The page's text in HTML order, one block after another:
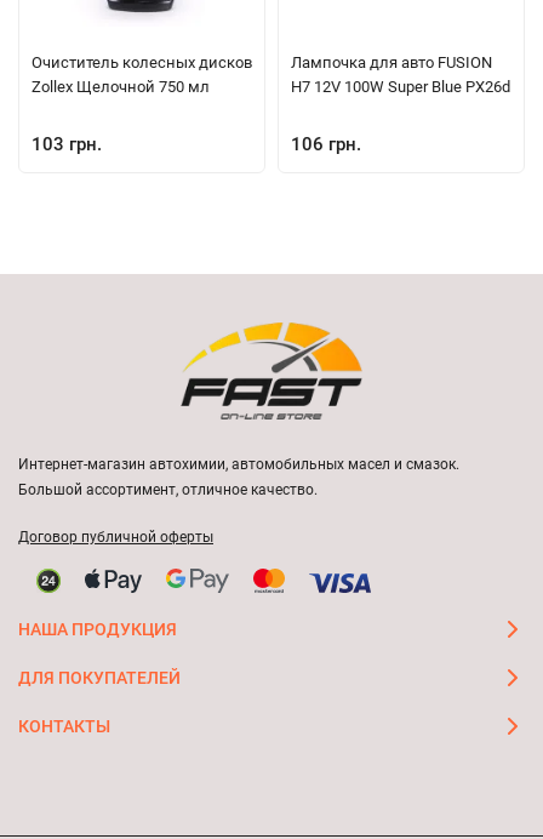
Очиститель колесных дисков
Zollex Щелочной 750 мл
103 грн.
Лампочка для авто FUSION
H7 12V 100W Super Blue PX26d
106 грн.
Интернет-магазин автохимии, автомобильных масел и смазок.
Большой ассортимент, отличное качество.
Договор публичной оферты
НАША ПРОДУКЦИЯ
ДЛЯ ПОКУПАТЕЛЕЙ
КОНТАКТЫ